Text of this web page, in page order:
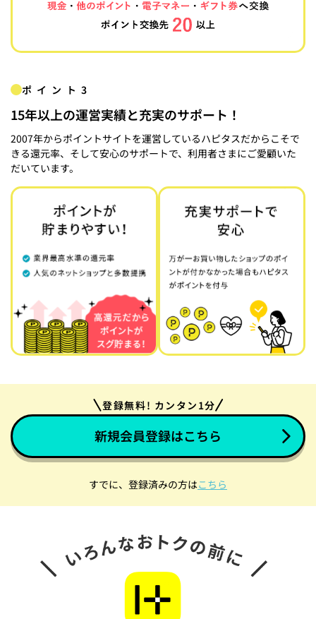
ポイント3
15年以上の運営実績と充実のサポート！
2007年からポイントサイトを運営しているハピタスだからこそで
きる還元率、そして安心のサポートで、利用者さまにご愛顧いた
だいています。
登録無料! カンタン1分
新規会員登録はこちら
すでに、登録済みの方はこちら